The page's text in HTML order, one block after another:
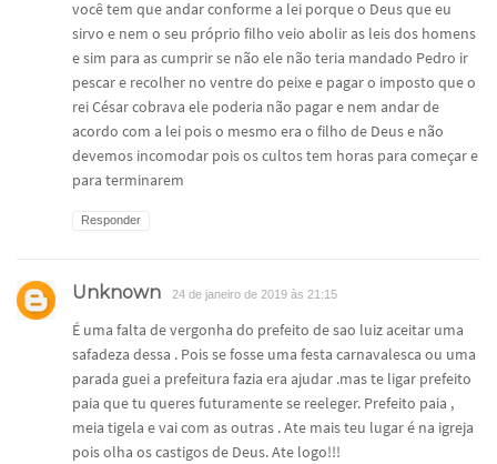
você tem que andar conforme a lei porque o Deus que eu
sirvo e nem o seu próprio filho veio abolir as leis dos homens
e sim para as cumprir se não ele não teria mandado Pedro ir
pescar e recolher no ventre do peixe e pagar o imposto que o
rei César cobrava ele poderia não pagar e nem andar de
acordo com a lei pois o mesmo era o filho de Deus e não
devemos incomodar pois os cultos tem horas para começar e
para terminarem
Responder
Unknown 24 de janeiro de 2019 às 21:15
É uma falta de vergonha do prefeito de sao luiz aceitar uma
safadeza dessa . Pois se fosse uma festa carnavalesca ou uma
parada guei a prefeitura fazia era ajudar .mas te ligar prefeito
paia que tu queres futuramente se reeleger. Prefeito paia ,
meia tigela e vai com as outras . Ate mais teu lugar é na igreja
pois olha os castigos de Deus. Ate logo!!!